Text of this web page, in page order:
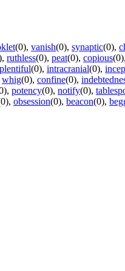
(0), vanish(0), synaptic(0),
, ruthless(0), peat(0), copious(0),
plentiful(0), intracranial(0),
whig(0), confine(0),
, potency(0), notify(0),
, obsession(0), beacon(0),